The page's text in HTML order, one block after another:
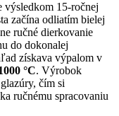
15-ročnej
začína odliatím bielej
ručné dierkovanie
do dokonalej
získava výpalom v
°C. Výrobok
čím si
ručnému spracovaniu